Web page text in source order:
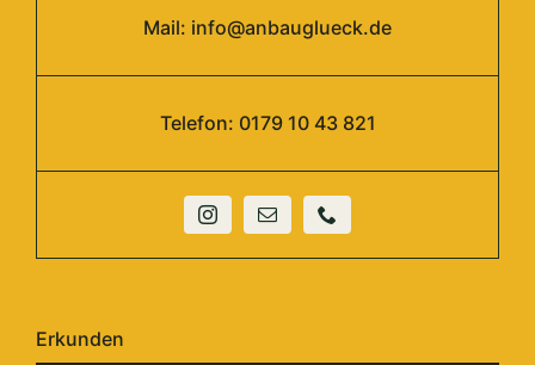
Mail: info@anbauglueck.de
Telefon: 0179 10 43 821
Erkunden